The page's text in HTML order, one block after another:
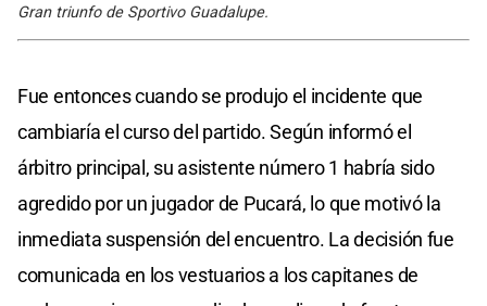
Gran triunfo de Sportivo Guadalupe.
Fue entonces cuando se produjo el incidente que
cambiaría el curso del partido. Según informó el
árbitro principal, su asistente número 1 habría sido
agredido por un jugador de Pucará, lo que motivó la
inmediata suspensión del encuentro. La decisión fue
comunicada en los vestuarios a los capitanes de